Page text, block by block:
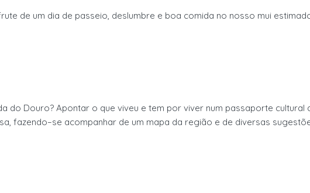
de um dia de passeio, deslumbre e boa comida no nosso mui
do Douro? Apontar o que viveu e tem por viver num passaporte cultural
fazendo–se acompanhar de um mapa da região e de diversas